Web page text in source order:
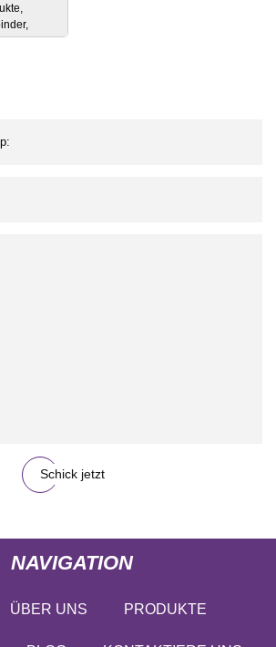
Motorteile
Schick jetzt
NAVIGATION
ÜBER UNS PRODUKTE